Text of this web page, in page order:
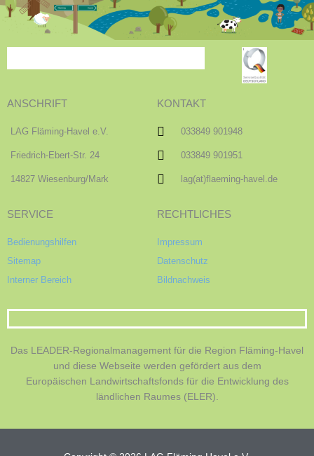
ANSCHRIFT
LAG Fläming-Havel e.V.
Friedrich-Ebert-Str. 24
14827 Wiesenburg/Mark
KONTAKT
033849 901948
033849 901951
lag(at)flaeming-havel.de
SERVICE
Bedienungshilfen
Sitemap
Interner Bereich
RECHTLICHES
Impressum
Datenschutz
Bildnachweis
Das LEADER-Regionalmanagement für die Region Fläming-Havel
und diese Webseite werden gefördert aus dem
Europäischen Landwirtschaftsfonds für die Entwicklung des
ländlichen Raumes (ELER).